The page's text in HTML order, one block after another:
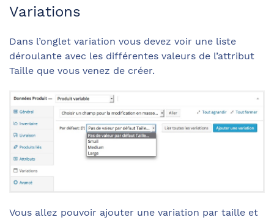
Variations
Dans l’onglet variation vous devez voir une liste
déroulante avec les différentes valeurs de l’attribut
Taille que vous venez de créer.
Vous allez pouvoir ajouter une variation par taille et